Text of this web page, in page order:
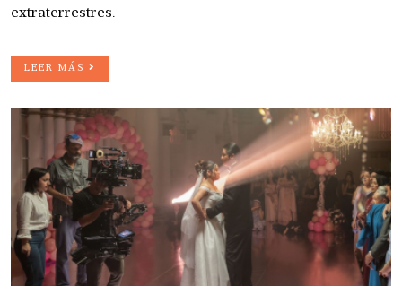
extraterrestres.
LEER MÁS